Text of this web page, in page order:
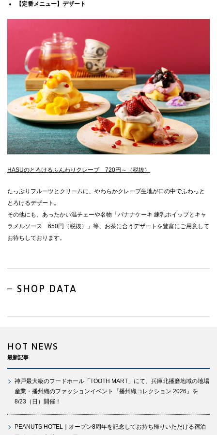
【定番メニュー】デザート
HASUのとろけるふんわりクレープ 720円～（税抜）
たっぷりフルーツとクリームに、やわらかクレープ生地が口の中でふわっと
とろけるデザート。
その他にも、あったかい温チェーや名物「バナナケーキ 練乳ホイップとキャ
ラメルソース 650円（税抜）」等、お茶に合うデザートを豊富にご用意して
お待ちしております。
SHOP DATA
HOT NEWS
最新記事
神戸最大級のフードホール「TOOTH MART」にて、兵庫北播磨地域の地場
産業・播州織のファッションイベント『播州織コレクション 2026』を
8/23（日）開催！
PEANUTS HOTEL｜オープン8周年を記念してお持ち帰りいただける宿泊